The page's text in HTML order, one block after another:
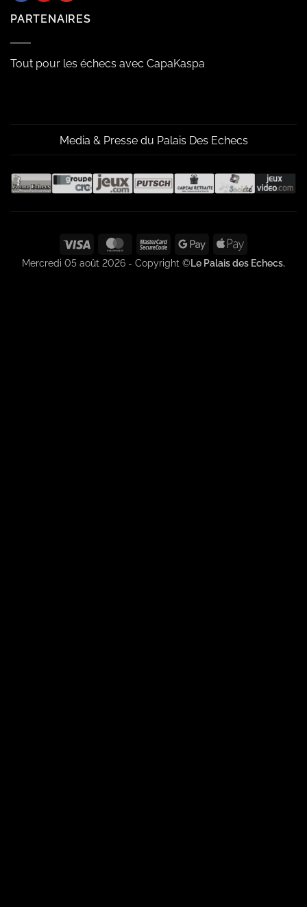
PARTENAIRES
Tout pour les échecs avec CapaKaspa
Media & Presse du Palais Des Echecs
Visa MasterCardMasterCard
2
Google
Pay
Apple
Pay
Mercredi 05 août 2026 - Copyright ©Le Palais des Echecs.